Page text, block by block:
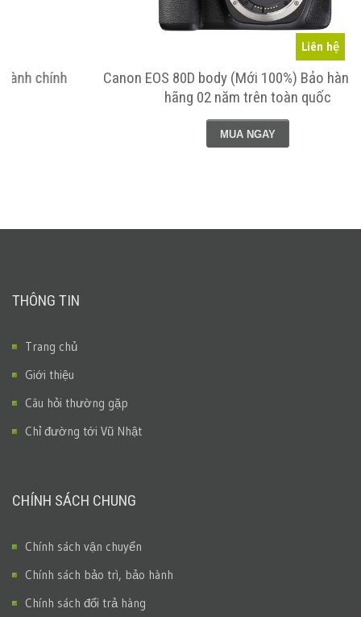
Canon EOS 80D body (Mới 100%) Bảo hành chính
hãng 02 năm trên toàn quốc
THÔNG TIN
Trang chủ
Giới thiệu
Câu hỏi thường gặp
Chỉ đường tới Vũ Nhật
CHÍNH SÁCH CHUNG
Chính sách vận chuyển
Chính sách bảo trì, bảo hành
Chính sách đổi trả hàng